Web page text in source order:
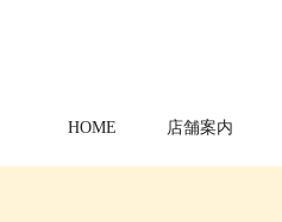
HOME 店舗案内